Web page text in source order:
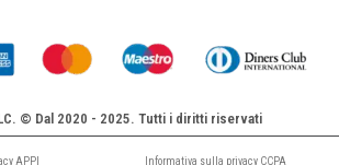
© Dal 2020 - 2025. Tutti i diritti riservati
APPI Informativa sulla privacy CCPA